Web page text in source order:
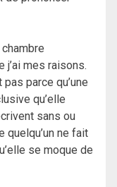
j’ai mes raisons.
parce qu’une
qu’elle
sans ou
quelqu’un ne fait
se moque de